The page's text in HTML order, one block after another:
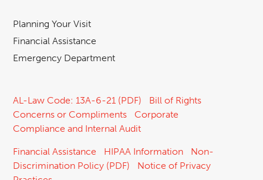
Planning Your Visit
Financial Assistance
Emergency Department
AL-Law Code: 13A-6-21 (PDF)
Bill of Rights
Concerns or Compliments
Corporate
Compliance and Internal Audit
Financial Assistance HIPAA Information
Non-
Discrimination Policy (PDF)
Notice of Privacy